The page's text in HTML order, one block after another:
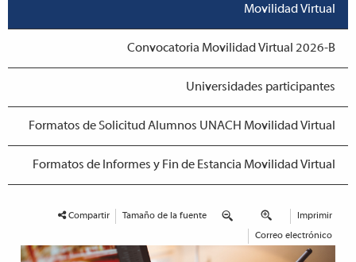
Movilidad Virtual
Convocatoria Movilidad Virtual 2026-B
Universidades participantes
Formatos de Solicitud Alumnos UNACH Movilidad Virtual
Formatos de Informes y Fin de Estancia Movilidad Virtual
Compartir Tamaño de la fuente Imprimir
Correo electrónico